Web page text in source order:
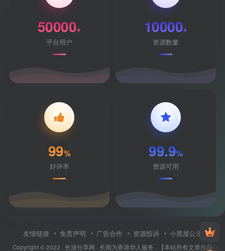
50000+
平台用户
10000+
资源数量
99%
好评率
99.9%
资源可用
友情链接 免责声明 广告合作 资源投诉 小黑屋公示
Copyright © 2022 · 长游分享网 · 长期为香港华人服务 · 【本站所有文章作品